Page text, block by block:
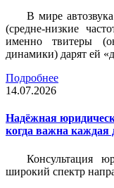
В мире
(средне-низкие
именно твитеры
динамики) дарят ей
Подробнее
14.07.2026
Надёжная
когда важна каждая
Консультация
широкий спектр